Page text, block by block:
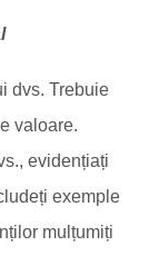
dvs. Trebuie
valoare.
evidențiați
exemple
mulțumiți